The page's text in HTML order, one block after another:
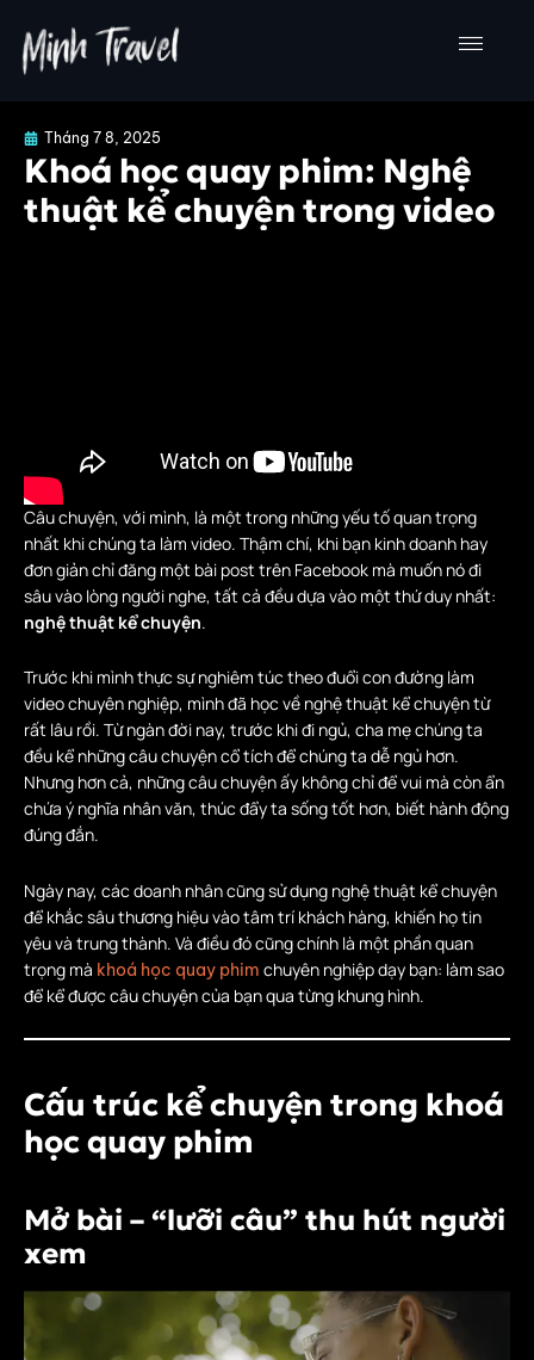
nội
Tháng 7 8, 2025
Khoá học quay phim: Nghệ
thuật kể chuyện trong video
Câu chuyện, với mình, là một trong những yếu tố quan trọng
nhất khi chúng ta làm video. Thậm chí, khi bạn kinh doanh hay
đơn giản chỉ đăng một bài post trên Facebook mà muốn nó đi
sâu vào lòng người nghe, tất cả đều dựa vào một thứ duy nhất:
nghệ thuật kể chuyện.
Trước khi mình thực sự nghiêm túc theo đuổi con đường làm
video chuyên nghiệp, mình đã học về nghệ thuật kể chuyện từ
rất lâu rồi. Từ ngàn đời nay, trước khi đi ngủ, cha mẹ chúng ta
đều kể những câu chuyện cổ tích để chúng ta dễ ngủ hơn.
Nhưng hơn cả, những câu chuyện ấy không chỉ để vui mà còn ẩn
chứa ý nghĩa nhân văn, thúc đẩy ta sống tốt hơn, biết hành động
đúng đắn.
Ngày nay, các doanh nhân cũng sử dụng nghệ thuật kể chuyện
để khắc sâu thương hiệu vào tâm trí khách hàng, khiến họ tin
yêu và trung thành. Và điều đó cũng chính là một phần quan
trọng mà khoá học quay phim chuyên nghiệp dạy bạn: làm sao
để kể được câu chuyện của bạn qua từng khung hình.
Cấu trúc kể chuyện trong khoá
học quay phim
Mở bài – “lưỡi câu” thu hút người
xem